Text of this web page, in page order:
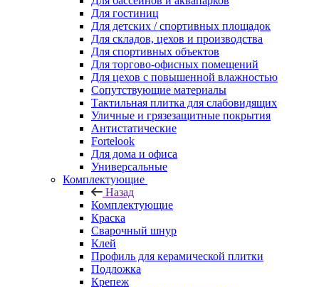
Для гостиниц
Для детских / спортивных площадок
Для складов, цехов и производства
Для спортивных объектов
Для торгово-офисных помещений
Для цехов с повышенной влажностью
Сопутствующие материалы
Тактильная плитка для слабовидящих
Уличные и грязезащитные покрытия
Антистатические
Fortelook
Для дома и офиса
Универсальные
Комплектующие
Назад
Комплектующие
Краска
Сварочный шнур
Клей
Профиль для керамической плитки
Подложка
Крепеж